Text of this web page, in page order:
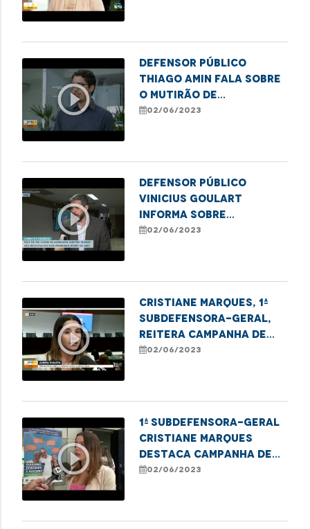
play_circle_outline
Defensor público
Thiago Amin fala sobre
o mutirão de
retificação de nome
02/06/2023
play_circle_outline
Defensor público
Vinicius Goulart
informa sobre
campanha de violência
02/06/2023
play_circle_outline
Cristiane Marques, 1ª
Subdefensora-Geral,
reitera campanha de
combate à violência
02/06/2023
play_circle_outline
1ª Subdefensora-Geral
Cristiane Marques
destaca campanha de
combate à violência
02/06/2023